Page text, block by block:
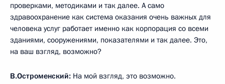
проверками, методиками и так далее. А само
здравоохранение как система оказания очень важных для
человека услуг работает именно как корпорация со всеми
зданиями, сооружениями, показателями и так далее. Это,
на ваш взгляд, возможно?
В.Остроменский: На мой взгляд, это возможно.